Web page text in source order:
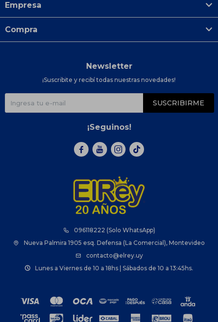
096118222 (Solo WhatsApp)
Nueva Palmira 1905 esq. Defensa (La Comercial), Montevideo
contacto@elrey.uy
Lunes a Viernes de 10 a 18hs | Sábados de 10 a 13:45hs.
Empresa
Compra
Newsletter
¡Suscribite y recibí todas nuestras novedades!
SUSCRIBIRME
¡Seguinos!
  